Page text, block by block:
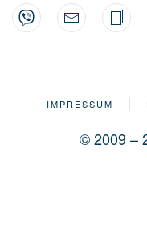
IMPRESSUM
© 2009 –